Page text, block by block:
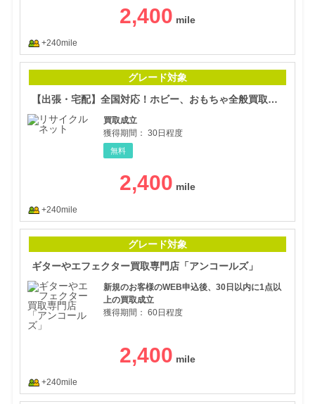
2,400
+240mile
グレード対象
【出張・宅配】全国対応！ホビー、おもちゃ全般買取のリサイクルネット
買取成立
獲得期間： 30日程度
無料
2,400
+240mile
グレード対象
ギターやエフェクター買取専門店「アンコールズ」
新規のお客様のWEB申込後、30日以内に1点以
上の買取成立
獲得期間： 60日程度
2,400
+240mile